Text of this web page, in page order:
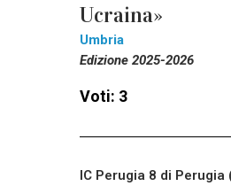
Ucraina»
Umbria
Edizione 2025-2026
Voti: 3
IC Perugia 8 di Perugia